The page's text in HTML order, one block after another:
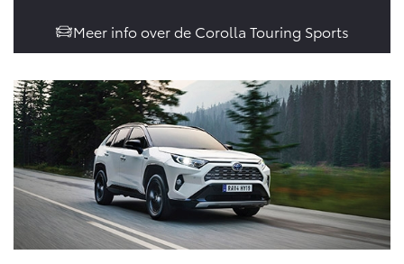
Vanaf € 46.301,- Vanaf € 56.570,-
Land Cruiser (excl. BTW)
Vanaf € 89.986,-
Meer info over de Corolla Touring Sports